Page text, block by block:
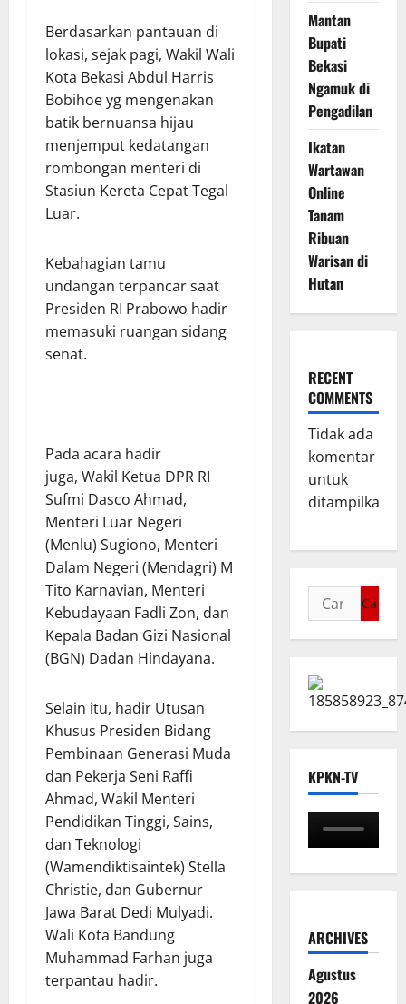
Berdasarkan pantauan di
lokasi, sejak pagi, Wakil Wali
Kota Bekasi Abdul Harris
Bobihoe yg mengenakan
batik bernuansa hijau
menjemput kedatangan
rombongan menteri di
Stasiun Kereta Cepat Tegal
Luar.
Kebahagian tamu
undangan terpancar saat
Presiden RI Prabowo hadir
memasuki ruangan sidang
senat.
Pada acara hadir
juga, Wakil Ketua DPR RI
Sufmi Dasco Ahmad,
Menteri Luar Negeri
(Menlu) Sugiono, Menteri
Dalam Negeri (Mendagri) M
Tito Karnavian, Menteri
Kebudayaan Fadli Zon, dan
Kepala Badan Gizi Nasional
(BGN) Dadan Hindayana.
Selain itu, hadir Utusan
Khusus Presiden Bidang
Pembinaan Generasi Muda
dan Pekerja Seni Raffi
Ahmad, Wakil Menteri
Pendidikan Tinggi, Sains,
dan Teknologi
(Wamendiktisaintek) Stella
Christie, dan Gubernur
Jawa Barat Dedi Mulyadi.
Wali Kota Bandung
Muhammad Farhan juga
terpantau hadir.
Mantan
Bupati
Bekasi
Ngamuk di
Pengadilan
Ikatan
Wartawan
Online
Tanam
Ribuan
Warisan di
Hutan
RECENT
COMMENTS
Tidak ada
komentar
untuk
ditampilkan.
KPKN-TV
ARCHIVES
Agustus
2026